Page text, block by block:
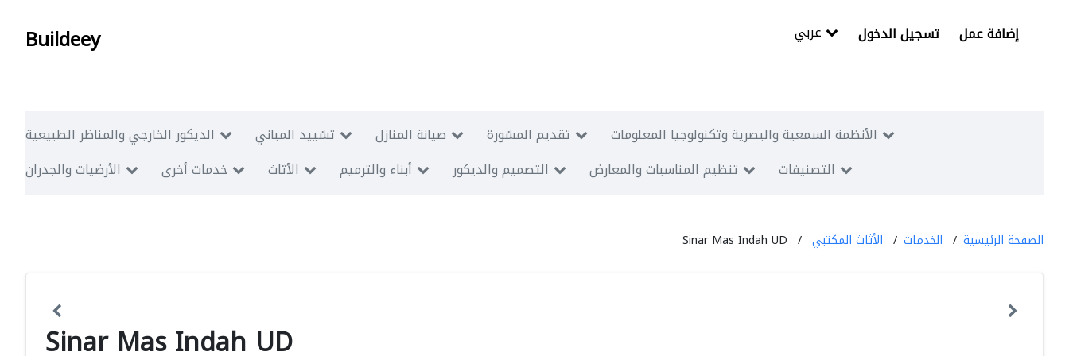
Buildeey تسجيل الدخول إضافة عمل
الديكور الخارجي والمناظر الطبيعية تشييد المباني صيانة المنازل تقديم المشورة
الأنظمة السمعية والبصرية وتكنولوجيا المعلومات
الأرضيات والجدران
خدمات أخرى الأثاث أبناء والترميم التصميم والديكور تنظيم المناسبات والمعارض التصنيفات
الصفحة الرئيسية الخدمات الأثاث المكتبي Sinar Mas Indah UD
Sinar Mas Indah UD